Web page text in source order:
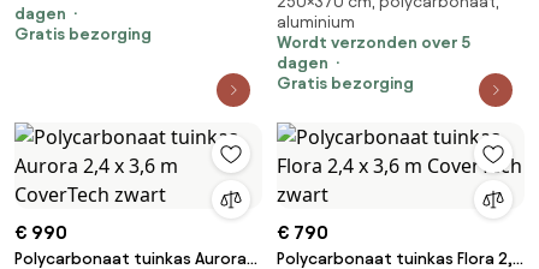
dagen
Gratis bezorging
aluminium
Wordt verzonden over 5
dagen
Gratis bezorging
€ 990
Polycarbonaat tuinkas Aurora
€ 790
Polycarbonaat tuinkas Flora 2,4